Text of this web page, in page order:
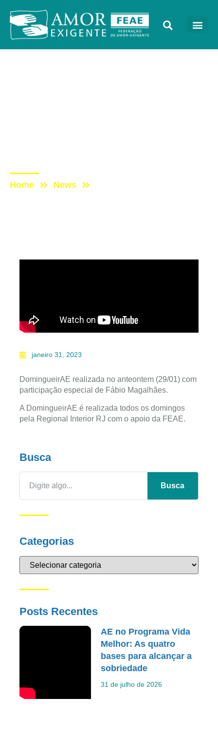
Home News
janeiro 31, 2023
DomingueirAE realizada no anteontem (29/01) com
participação especial de Fábio Magalhães.
A DomingueirAE é realizada todos os domingos
pela Regional Interior RJ com o apoio da FEAE.
Busca
Busca
Categorias
Posts Recentes
AE no Programa Vida
Melhor: As quatro
bases para alcançar a
sobriedade
31 de julho de 2026